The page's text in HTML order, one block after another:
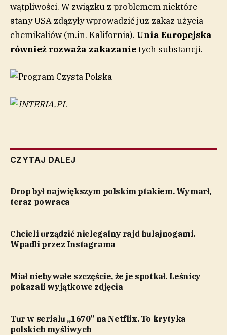
wątpliwości. W związku z problemem niektóre
stany USA zdążyły wprowadzić już zakaz użycia
chemikaliów (m.in. Kalifornia). Unia Europejska
również rozważa zakazanietych substancji.
CZYTAJ DALEJ
Drop był największym polskim ptakiem. Wymarł,
teraz powraca
Chcieli urządzić nielegalny rajd hulajnogami.
Wpadli przez Instagrama
Miał niebywałe szczęście, że je spotkał. Leśnicy
pokazali wyjątkowe zdjęcia
Tur w serialu „1670” na Netflix. To krytyka
polskich myśliwych